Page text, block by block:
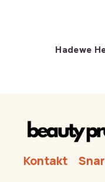
Hadewe
Kontakt